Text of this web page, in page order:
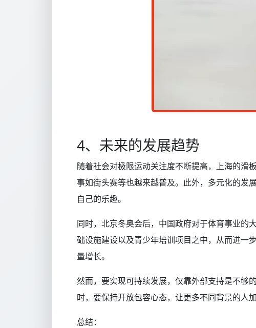
4、未来的发展趋势
随着社会对极限运动关注度不断提高，上海的滑
事如街头赛等也越来越普及。此外，多元化的发
自己的乐趣。
同时，北京冬奥会后，中国政府对于体育事业的
础设施建设以及青少年培训项目之中，从而进一
量增长。
然而，要实现可持续发展，仅靠外部支持是不够
时，要保持开放包容心态，让更多不同背景的人
总结：